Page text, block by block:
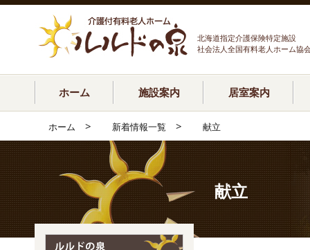
北海道指定介護保険特定施設
社会法人全国有料老人ホーム協
ホーム 施設案内 居室案内
ホーム > 新着情報一覧 > 献立
献立